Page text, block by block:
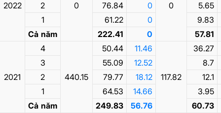
2022 0 0
2
76.84 0
5.65
1
61.22 0
9.83
Cả năm
222.41 0 57.81
2021
4
440.15
50.44 11.46
117.82
36.27
3
55.09 12.52
8.7
2
79.77 18.12
12.1
1
64.53 14.66
3.95
Cả năm
249.83 56.76 60.73